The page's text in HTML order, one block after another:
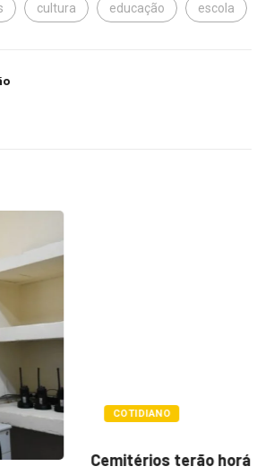
cultura educação escola
horário especial e missas no...